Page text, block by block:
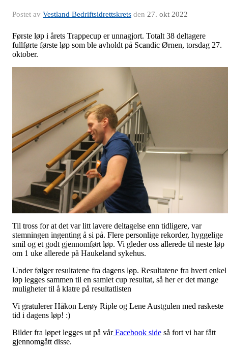
Postet av Vestland Bedriftsidrettskrets den 27. okt 2022
Første løp i årets Trappecup er unnagjort. Totalt 38 deltagere
fullførte første løp som ble avholdt på Scandic Ørnen, torsdag 27.
oktober.
Til tross for at det var litt lavere deltagelse enn tidligere, var
stemningen ingenting å si på. Flere personlige rekorder, hyggelige
smil og et godt gjennomført løp. Vi gleder oss allerede til neste løp
om 1 uke allerede på Haukeland sykehus.
Under følger resultatene fra dagens løp. Resultatene fra hvert enkel
løp legges sammen til en samlet cup resultat, så her er det mange
muligheter til å klatre på resultatlisten
Vi gratulerer Håkon Lerøy Riple og Lene Austgulen med raskeste
tid i dagens løp! :)
Bilder fra løpet legges ut på vårFacebook side så fort vi har fått
gjennomgått disse.